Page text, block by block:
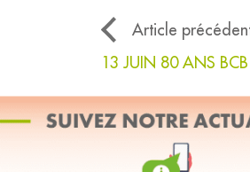
Article
13 JUIN 80 ANS BCB